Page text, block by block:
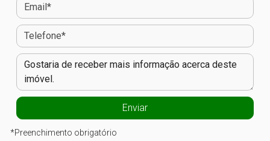
*Preenchimento obrigatório